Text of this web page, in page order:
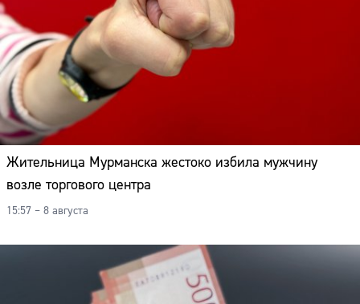
Жительница Мурманска жестоко избила мужчину
возле торгового центра
15:57 – 8 августа